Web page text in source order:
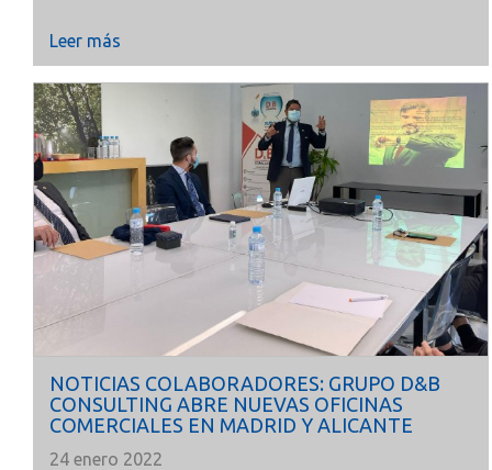
Leer más
NOTICIAS COLABORADORES: GRUPO D&B
CONSULTING ABRE NUEVAS OFICINAS
COMERCIALES EN MADRID Y ALICANTE
24 enero 2022